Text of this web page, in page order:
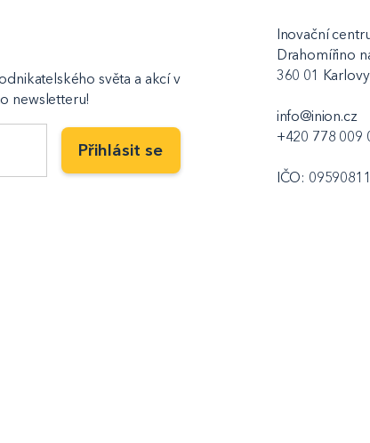
světa a akcí v
newsletteru!
Inovační
Drahomířino
360 01
info@inion.cz
+420 778 009
IČO: 09590811